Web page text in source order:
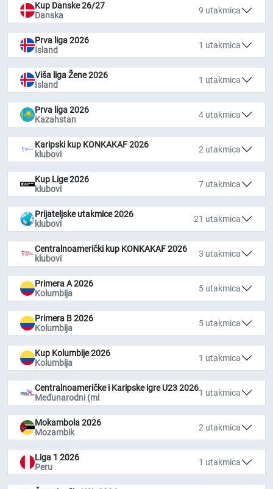
Kup Danske 26/27
Danska
9 utakmica
Prva liga 2026
Island
1 utakmica
Viša liga Žene 2026
Island
1 utakmica
Prva liga 2026
Kazahstan
4 utakmica
Karipski kup KONKAKAF 2026
klubovi
2 utakmica
Kup Lige 2026
klubovi
7 utakmica
Prijateljske utakmice 2026
klubovi
21 utakmica
Centralnoamerički kup KONKAKAF 2026
klubovi
3 utakmica
Primera A 2026
Kolumbija
5 utakmica
Primera B 2026
Kolumbija
5 utakmica
Kup Kolumbije 2026
Kolumbija
1 utakmica
Centralnoameričke i Karipske igre U23 2026
Međunarodni (ml
1 utakmica
Mokambola 2026
Mozambik
2 utakmica
Liga 1 2026
Peru
1 utakmica